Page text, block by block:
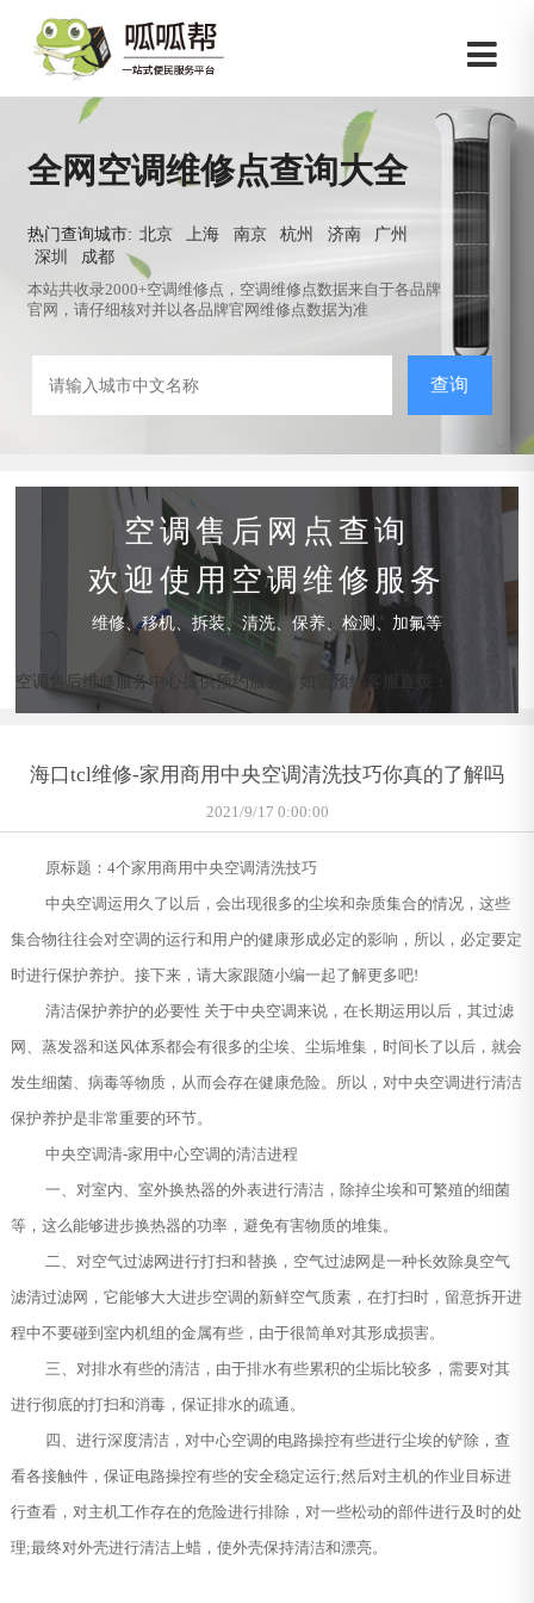
全网空调维修点查询大全
热门查询城市: 北京 上海 南京 杭州 济南
广州
深圳
成都
本站共收录2000+空调维修点，空调维修点数据来自于各品牌
官网，请仔细核对并以各品牌官网维修点数据为准
查询
空调售后网点查询
欢迎使用空调维修服务
维修、移机、拆装、清洗、保养、检测、加氟等
空调售后维修服务中心提供预约服务，如需预约客服直拨：
海口tcl维修-家用商用中央空调清洗技巧你真的了解吗
2021/9/17 0:00:00
原标题：4个家用商用中央空调清洗技巧
中央空调运用久了以后，会出现很多的尘埃和杂质集合的情况，这些
集合物往往会对空调的运行和用户的健康形成必定的影响，所以，必定要定
时进行保护养护。接下来，请大家跟随小编一起了解更多吧!
清洁保护养护的必要性 关于中央空调来说，在长期运用以后，其过滤
网、蒸发器和送风体系都会有很多的尘埃、尘垢堆集，时间长了以后，就会
发生细菌、病毒等物质，从而会存在健康危险。所以，对中央空调进行清洁
保护养护是非常重要的环节。
中央空调清-家用中心空调的清洁进程
一、对室内、室外换热器的外表进行清洁，除掉尘埃和可繁殖的细菌
等，这么能够进步换热器的功率，避免有害物质的堆集。
二、对空气过滤网进行打扫和替换，空气过滤网是一种长效除臭空气
滤清过滤网，它能够大大进步空调的新鲜空气质素，在打扫时，留意拆开进
程中不要碰到室内机组的金属有些，由于很简单对其形成损害。
三、对排水有些的清洁，由于排水有些累积的尘垢比较多，需要对其
进行彻底的打扫和消毒，保证排水的疏通。
四、进行深度清洁，对中心空调的电路操控有些进行尘埃的铲除，查
看各接触件，保证电路操控有些的安全稳定运行;然后对主机的作业目标进
行查看，对主机工作存在的危险进行排除，对一些松动的部件进行及时的处
理;最终对外壳进行清洁上蜡，使外壳保持清洁和漂亮。